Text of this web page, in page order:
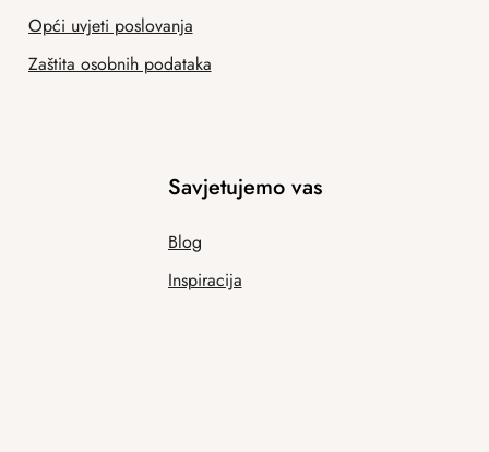
Opći uvjeti poslovanja
Zaštita osobnih podataka
Savjetujemo vas
Blog
Inspiracija